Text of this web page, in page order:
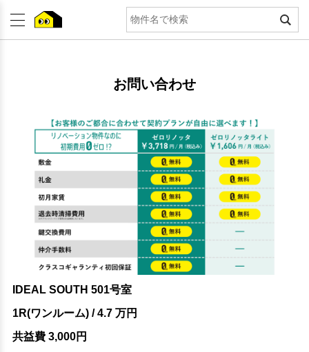
お問い合わせ
IDEAL SOUTH 501号室
1R(ワンルーム) / 4.7 万円
共益費 3,000円